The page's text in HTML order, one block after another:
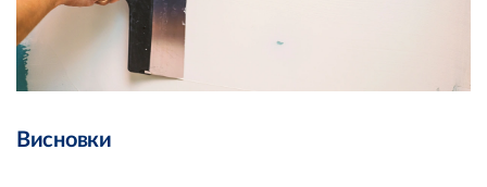
Висновки